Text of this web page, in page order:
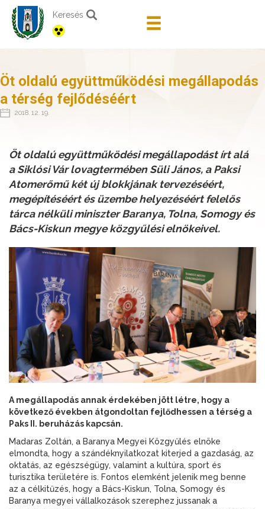
Keresés
Öt oldalú együttműködési megállapodás
a térség fejlődéséért
2018. 12. 19.
Öt oldalú együttműködési megállapodást írt alá
a Siklósi Vár lovagtermében Süli János, a Paksi
Atomerőmű két új blokkjának tervezéséért,
megépítéséért és üzembe helyezéséért felelős
tárca nélküli miniszter Baranya, Tolna, Somogy és
Bács-Kiskun megye közgyűlési elnökeivel.
A megállapodás annak érdekében jött létre, hogy a
következő években átgondoltan fejlődhessen a térség a
Paks II. beruházás kapcsán.
Madaras Zoltán, a Baranya Megyei Közgyűlés elnöke
elmondta, hogy a szándéknyilatkozat kiterjed a gazdaság, az
oktatás, az egészségügy, valamint a kultúra, sport és
turisztika területére is. Fontos elemként jelenik meg benne
az a célkitűzés, hogy a Bács-Kiskun, Tolna, Somogy és
Baranya megyei vállalkozások szerephez jussanak a